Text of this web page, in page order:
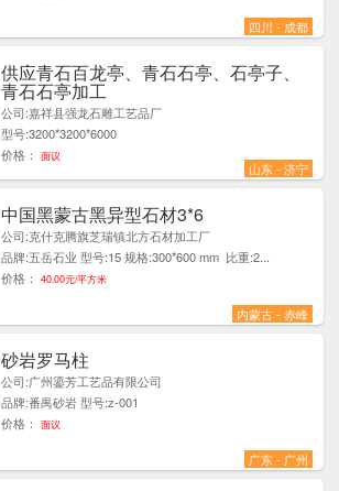
四川 - 成都
供应青石百龙亭、青石石亭、石亭子、
青石石亭加工
公司:嘉祥县强龙石雕工艺品厂
型号:3200*3200*6000
价格：
面议
山东 - 济宁
中国黑蒙古黑异型石材3*6
公司:克什克腾旗芝瑞镇北方石材加工厂
品牌:五岳石业 型号:15 规格:300*600 mm 比重:2...
价格：
40.00元/平方米
内蒙古 - 赤峰
砂岩罗马柱
公司:广州鎏芳工艺品有限公司
品牌:番禺砂岩 型号:z-001
价格：
面议
广东 - 广州